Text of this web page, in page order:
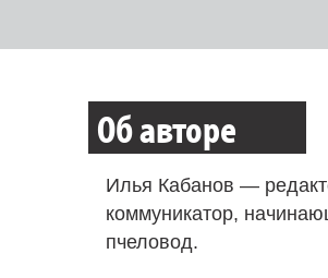
Об авторе
Илья Кабанов —
коммуникатор,
пчеловод.